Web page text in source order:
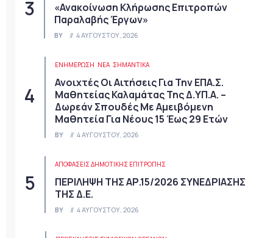
«Ανακοίνωση Κλήρωσης Επιτροπών
Παραλαβής Έργων»
BY 4 ΑΥΓΟΎΣΤΟΥ, 2026
ΕΝΗΜΕΡΩΣΗ ΝΈΑ ΣΗΜΑΝΤΙΚΆ
Ανοιχτές Οι Αιτήσεις Για Την ΕΠΑ.Σ.
Μαθητείας Καλαμάτας Της Δ.ΥΠ.Α. –
Δωρεάν Σπουδές Με Αμειβόμενη
Μαθητεία Για Νέους 15 Έως 29 Ετών
BY 4 ΑΥΓΟΎΣΤΟΥ, 2026
ΑΠΟΦΆΣΕΙΣ ΔΗΜΟΤΙΚΉΣ ΕΠΙΤΡΟΠΉΣ
ΠΕΡΙΛΗΨΗ ΤΗΣ ΑΡ.15/2026 ΣΥΝΕΔΡΙΑΣΗΣ
ΤΗΣ Δ.Ε.
BY 4 ΑΥΓΟΎΣΤΟΥ, 2026